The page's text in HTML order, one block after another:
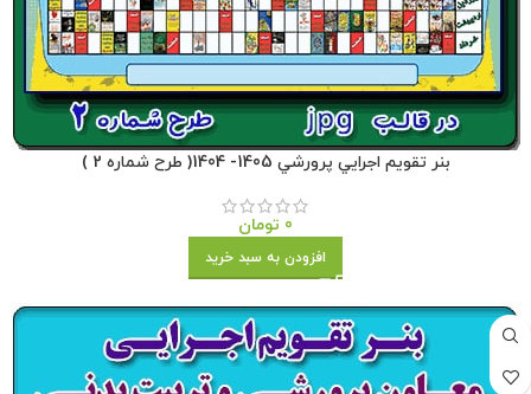
بنر تقويم اجرايي پرورشي 1405- 1404( طرح شماره 2 )
0 تومان
افزودن به سبد خرید